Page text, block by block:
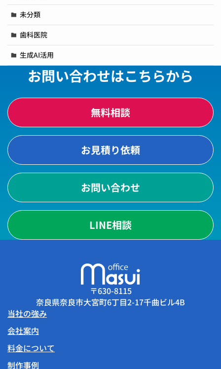
未分類
歯科医院
生成AI活用
お問い合わせはこちらから
無料相談
お見積り依頼
お問い合わせ
LINE相談
〒630-8115
奈良県奈良市大宮町6丁目2-17千曲ビル4B
当社の強み
会社案内
料金について
制作事例